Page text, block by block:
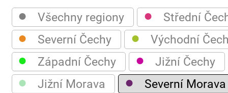
● Všechny regiony ● Střední
● Severní Čechy ● Východní
● Západní Čechy ● Jižní Čechy
● Jižní Morava ● Severní Morava